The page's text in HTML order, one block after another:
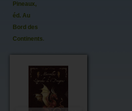
Pineaux,
éd. Au
Bord des
Continents...